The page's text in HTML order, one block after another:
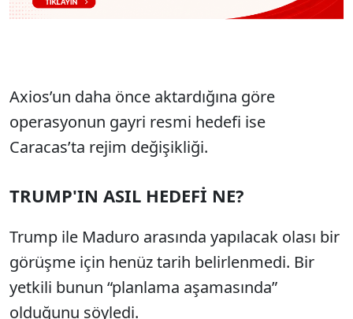
Axios’un daha önce aktardığına göre
operasyonun gayri resmi hedefi ise
Caracas’ta rejim değişikliği.
TRUMP'IN ASIL HEDEFİ NE?
Trump ile Maduro arasında yapılacak olası bir
görüşme için henüz tarih belirlenmedi. Bir
yetkili bunun “planlama aşamasında”
olduğunu söyledi.